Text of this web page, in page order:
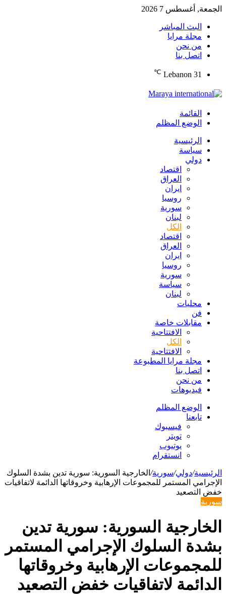
الجمعة, أغسطس 7 2026
البث المباشر
مجلة مرايا
من نحن
اتصل بنا
Lebanon 31
℃
القائمة
الوضع المظلم
الرئيسية
سياسة
دولي
اقتصاد
العراق
ايران
روسيا
سورية
لبنان
الكل
اقتصاد
العراق
ايران
روسيا
سورية
سياسة
لبنان
محليات
فن
مقابلات خاصة
الافتتاحیة
الكل
الافتتاحیة
مجلة مرايا المطبوعة
اتصل بنا
من نحن
فيديوهات
الوضع المظلم
تابعنا
فيسبوك
تويتر
يوتيوب
انستقرام
الرئيسية/دولي/سورية/ الخارجية السورية: سورية تدين بشدة السلوك
الإجرامي المستمر للمجموعات الإرهابية وخروقاتها الدائمة لاتفاقيات
خفض التصعيد
سورية
الخارجية السورية: سورية تدين
بشدة السلوك الإجرامي المستمر
للمجموعات الإرهابية وخروقاتها
الدائمة لاتفاقيات خفض التصعيد